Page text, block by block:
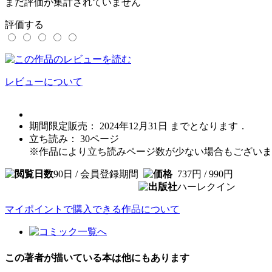
まだ評価が集計されていません
評価する
レビューについて
期間限定販売： 2024年12月31日 までとなります．
立ち読み： 30ページ
※作品により立ち読みページ数が少ない場合もござい
90日 / 会員登録期間
737円 / 990円
ハーレクイン
マイポイントで購入できる作品について
この著者が描いている本は他にもあります